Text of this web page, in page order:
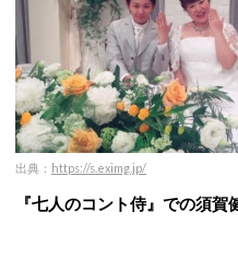
出典： https://s.eximg.jp/
『七人のコント侍』での須賀